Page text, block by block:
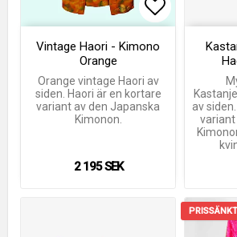
Lägg till i
Lägg till i
Vintage Haori - Kimono
Orange
Orange vintage Haori av
siden. Haori är en kortare
variant av den Japanska
Kimonon.
2 195 SEK
av
variant